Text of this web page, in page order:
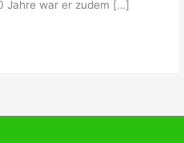
Jahre war er zudem […]